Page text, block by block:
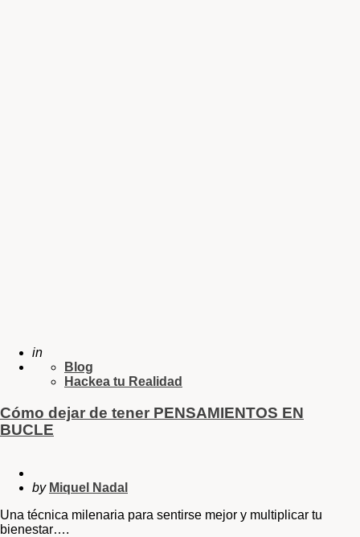
in
Blog
Hackea tu Realidad
Cómo dejar de tener PENSAMIENTOS EN
BUCLE
by Miquel Nadal
Una técnica milenaria para sentirse mejor y multiplicar tu
bienestar….